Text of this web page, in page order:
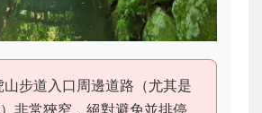
步道入口周邊道路（尤其是
非常狹窄，絕對避免並排停